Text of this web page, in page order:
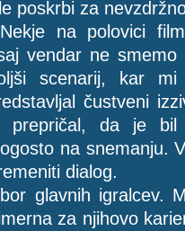
poskrbi za
na polovici
vendar ne smemo
scenarij, kar
čustveni
prepričal, da je
na snemanju.
dialog.
glavnih igralcev.
za njihovo